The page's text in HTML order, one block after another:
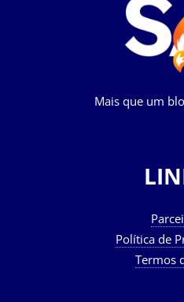
Mais que um
Política de
Termos